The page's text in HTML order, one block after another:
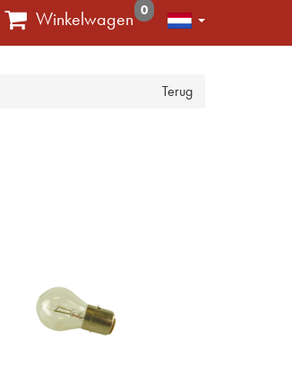
Winkelwagen 0
Terug